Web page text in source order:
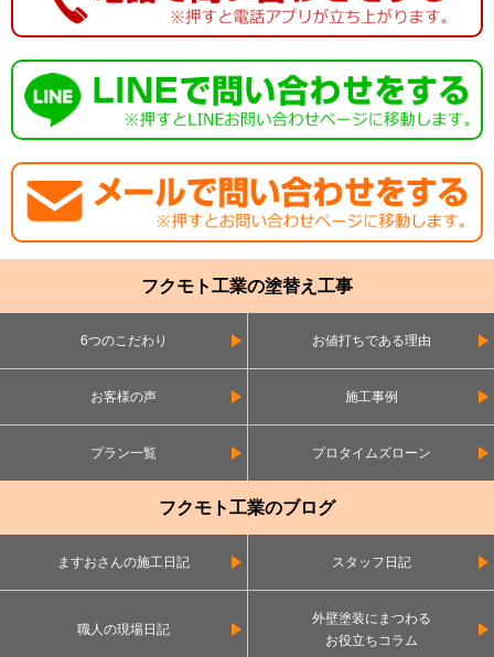
フクモト工業の塗替え工事
6つのこだわり お値打ちである理由
お客様の声 施工事例
プラン一覧 プロタイムズローン
フクモト工業のブログ
ますおさんの施工日記 スタッフ日記
職人の現場日記
外壁塗装にまつわる
お役立ちコラム